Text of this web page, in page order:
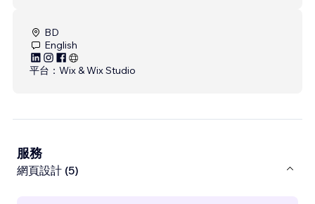
BD
English
平台： Wix & Wix Studio
服務
網頁設計 (5)